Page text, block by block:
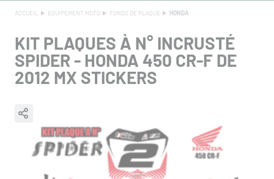
ACCUEIL EQUIPEMENT MOTO FONDS DE PLAQUE HONDA
KIT PLAQUES À N° INCRUSTÉ
SPIDER - HONDA 450 CR-F DE
2012 MX STICKERS